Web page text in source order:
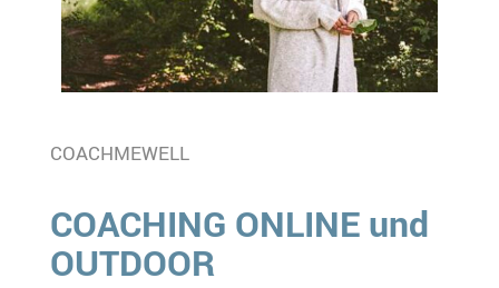
COACHMEWELL
COACHING ONLINE und
OUTDOOR